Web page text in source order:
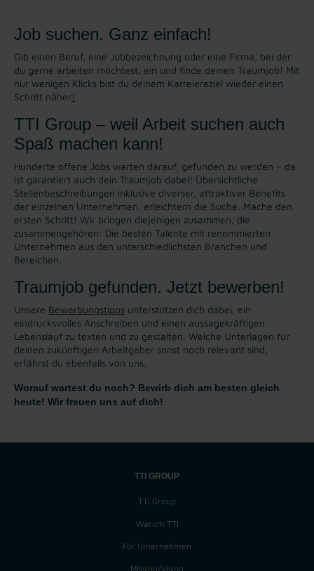
Job suchen. Ganz einfach!
Gib einen Beruf, eine Jobbezeichnung oder eine Firma, bei der
du gerne arbeiten möchtest, ein und finde deinen Traumjob! Mit
nur wenigen Klicks bist du deinem Karreiereziel wieder einen
Schritt näher!
TTI Group – weil Arbeit suchen auch
Spaß machen kann!
Hunderte offene Jobs warten darauf, gefunden zu werden – da
ist garantiert auch dein Traumjob dabei! Übersichtliche
Stellenbeschreibungen inklusive diverser, attraktiver Benefits
der einzelnen Unternehmen, erleichtern die Suche. Mache den
ersten Schritt! Wir bringen diejenigen zusammen, die
zusammengehören: Die besten Talente mit renommierten
Unternehmen aus den unterschiedlichsten Branchen und
Bereichen.
Traumjob gefunden. Jetzt bewerben!
Unsere Bewerbungstipps unterstützen dich dabei, ein
eindrucksvolles Anschreiben und einen aussagekräftigen
Lebenslauf zu texten und zu gestalten. Welche Unterlagen für
deinen zukünftigen Arbeitgeber sonst noch relevant sind,
erfährst du ebenfalls von uns.
Worauf wartest du noch? Bewirb dich am besten gleich
heute! Wir freuen uns auf dich!
TTI GROUP
TTI Group
Warum TTI
Für Unternehmen
Mission/Vision